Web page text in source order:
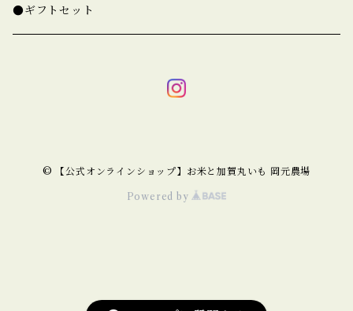
精白米
○コシヒカリ【新米準備中】
○カグラモチ【新米準備中】
○たねいも【完売】
○米袋でできた「米袋バッグ」
●ギフトセット
© 【公式オンラインショップ】お米と加賀丸いも 岡元農場
Powered by